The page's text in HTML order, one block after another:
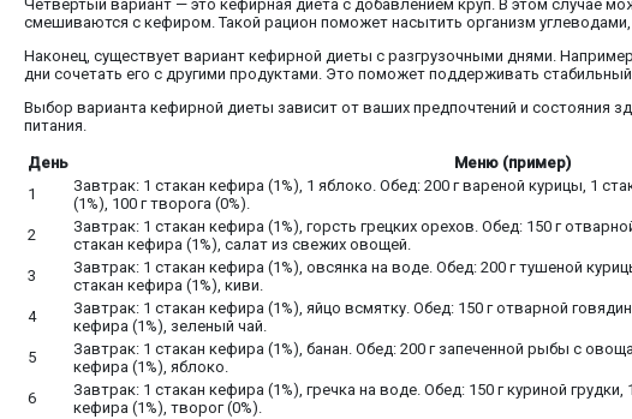
Четвертый вариант — это кефирная диета с добавлением круп. В этом случае
смешиваются с кефиром. Такой рацион поможет насытить организм
Наконец, существует вариант кефирной диеты с разгрузочными днями.
дни сочетать его с другими продуктами. Это поможет поддерживать
Выбор варианта кефирной диеты зависит от ваших предпочтений и состояния
питания.
День Меню (пример)
1
Завтрак: 1 стакан кефира (1%), 1 яблоко. Обед: 200 г вареной курицы, 1
(1%), 100 г творога (0%).
2
Завтрак: 1 стакан кефира (1%), горсть грецких орехов. Обед: 150 г
стакан кефира (1%), салат из свежих овощей.
3
Завтрак: 1 стакан кефира (1%), овсянка на воде. Обед: 200 г тушеной
стакан кефира (1%), киви.
4
Завтрак: 1 стакан кефира (1%), яйцо всмятку. Обед: 150 г отварной
кефира (1%), зеленый чай.
5
Завтрак: 1 стакан кефира (1%), банан. Обед: 200 г запеченной рыбы с
кефира (1%), яблоко.
6
Завтрак: 1 стакан кефира (1%), гречка на воде. Обед: 150 г куриной
кефира (1%), творог (0%).